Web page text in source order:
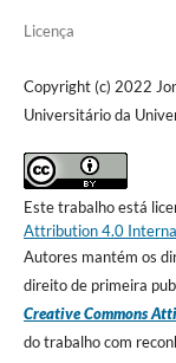
Licença
Copyright (c) 2022
Universitário da
Este trabalho está
Attribution 4.0
Autores mantém os
direito de primeira
Creative Commons
do trabalho com